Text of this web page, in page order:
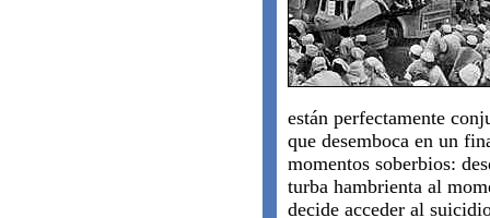
están perfectamente
que desemboca en un
momentos soberbios:
turba hambrienta al
decide acceder al